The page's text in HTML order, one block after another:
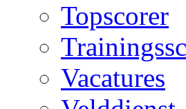
Topscorer
Vacatures